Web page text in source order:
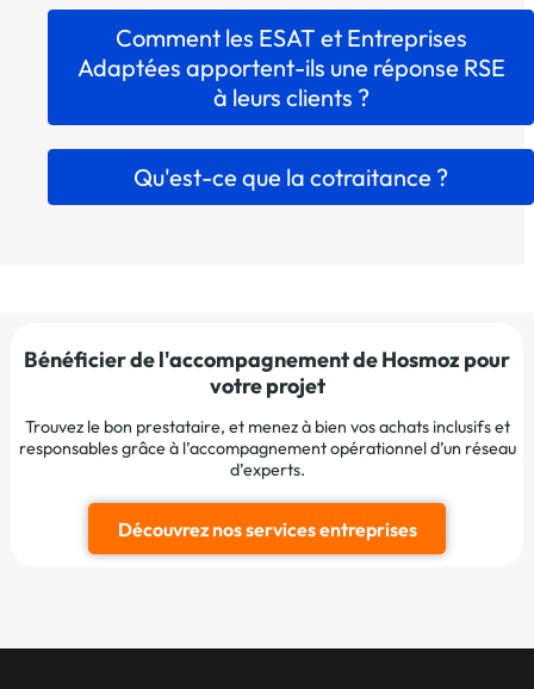
Comment les ESAT et Entreprises
Adaptées apportent-ils une réponse RSE
à leurs clients ?
Qu'est-ce que la cotraitance ?
Bénéficier de l'accompagnement de Hosmoz pour
votre projet
Trouvez le bon prestataire, et menez à bien vos achats inclusifs et
responsables grâce à l’accompagnement opérationnel d’un réseau
d’experts.
Découvrez nos services entreprises